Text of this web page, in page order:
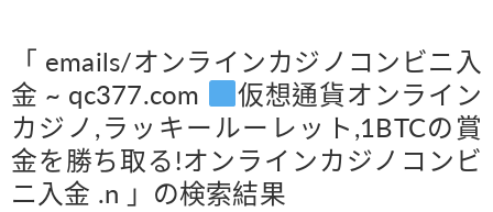
「 emails/オンラインカジノコンビニ入
金 ~ qc377.com
仮想通貨オンライン
カジノ,ラッキールーレット,1BTCの賞
金を勝ち取る!オンラインカジノコンビ
ニ入金 .n 」の検索結果